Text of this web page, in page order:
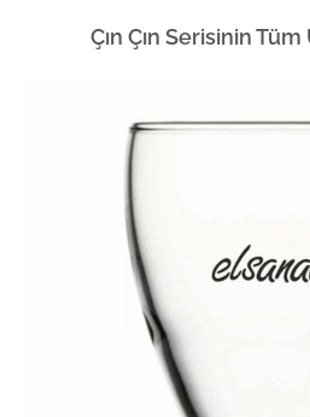
Çın Çın Serisinin